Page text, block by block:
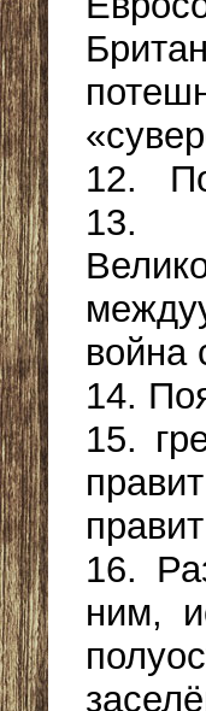
12.
13.
война
14.
15.
16.
ним,